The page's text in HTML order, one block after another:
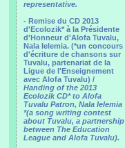
representative.
- Remise du CD 2013
d'Ecolozik* à la Présidente
d'Honneur d'Alofa Tuvalu,
Nala Ielemia. (*un concours
d'écriture de chansons sur
Tuvalu, partenariat de la
Ligue de l'Enseignement
avec Alofa Tuvalu) /
Handing of the 2013
Ecolozik CD* to Alofa
Tuvalu Patron, Nala Ielemia
*(a song writing contest
about Tuvalu, a partnership
between The Education
League and Alofa Tuvalu).